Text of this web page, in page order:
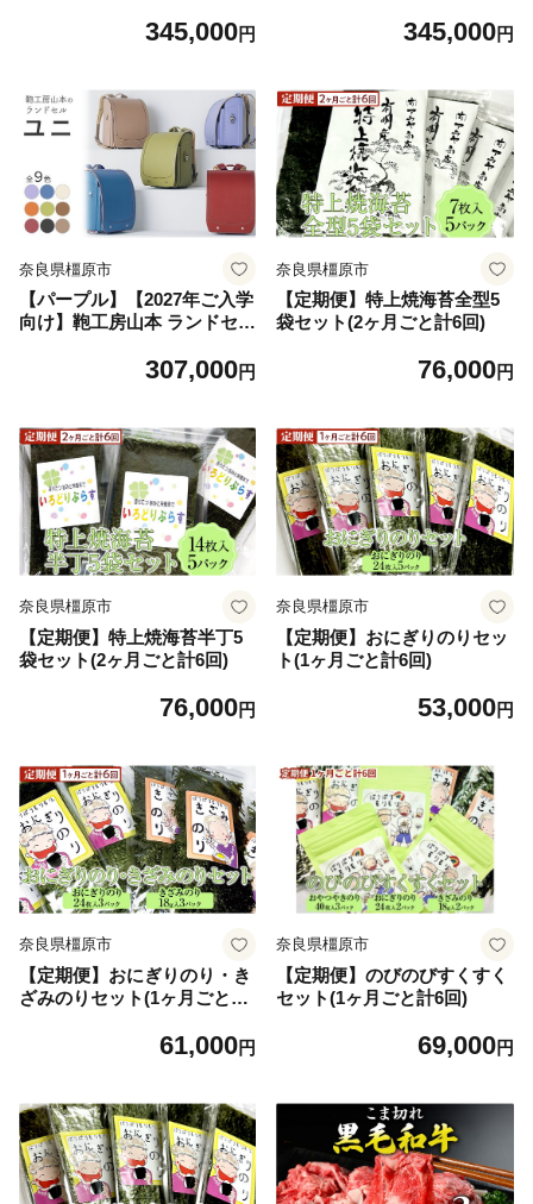
2月下旬頃までに順次発送予
345,000円
ネ」※2027年2月下旬頃まで
345,000円
奈良県橿原市
【パープル】【2027年ご入学
向け】鞄工房山本 ランドセル
までに順次発送予定307,000円
奈良県橿原市
【定期便】特上焼海苔全型5
袋セット(2ヶ月ごと計6回)
76,000円
奈良県橿原市
【定期便】特上焼海苔半丁5
袋セット(2ヶ月ごと計6回)
76,000円
奈良県橿原市
【定期便】おにぎりのりセッ
ト(1ヶ月ごと計6回)
53,000円
奈良県橿原市
【定期便】おにぎりのり・き
ざみのりセット(1ヶ月ごと計
61,000円
奈良県橿原市
【定期便】のびのびすくすく
セット(1ヶ月ごと計6回)
69,000円